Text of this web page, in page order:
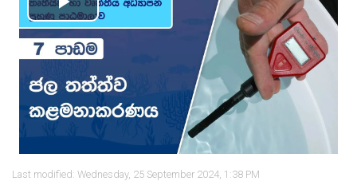
Play
Video
Last modified: Wednesday, 25 September 2024, 1:38 PM